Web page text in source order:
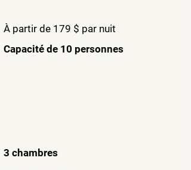
À partir de 179 $ par nuit
Capacité de 10 personnes
3 chambres